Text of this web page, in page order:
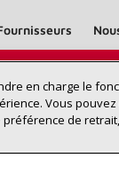
un
chez vous
en charge le
Vous
de